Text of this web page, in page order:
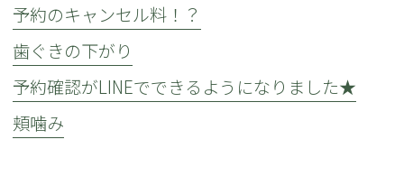
予約のキャンセル料！？
歯ぐきの下がり
予約確認がLINEでできるようになりました★
頬噛み